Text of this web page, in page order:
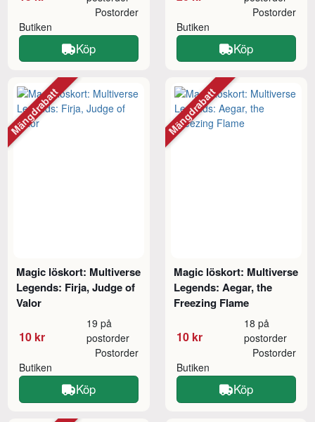
Butiken
Postorder
Köp
Butiken
Postorder
Köp
Magic löskort: Multiverse
Legends: Firja, Judge of
Valor
10 kr
19 på
postorder
Butiken
Postorder
Köp
Mängdrabatt
Magic löskort: Multiverse
Legends: Aegar, the
Freezing Flame
10 kr
18 på
postorder
Butiken
Postorder
Köp
Mängdrabatt